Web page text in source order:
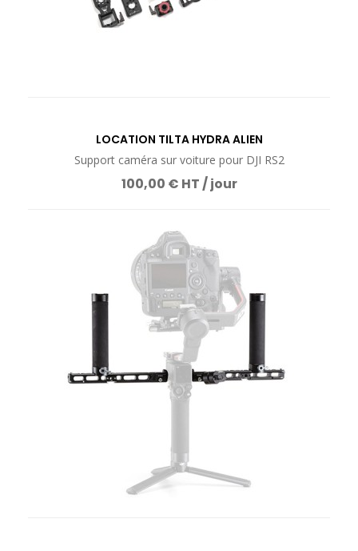
LOCATION TILTA HYDRA ALIEN
Support caméra sur voiture pour DJI RS2
100,00 € HT / jour